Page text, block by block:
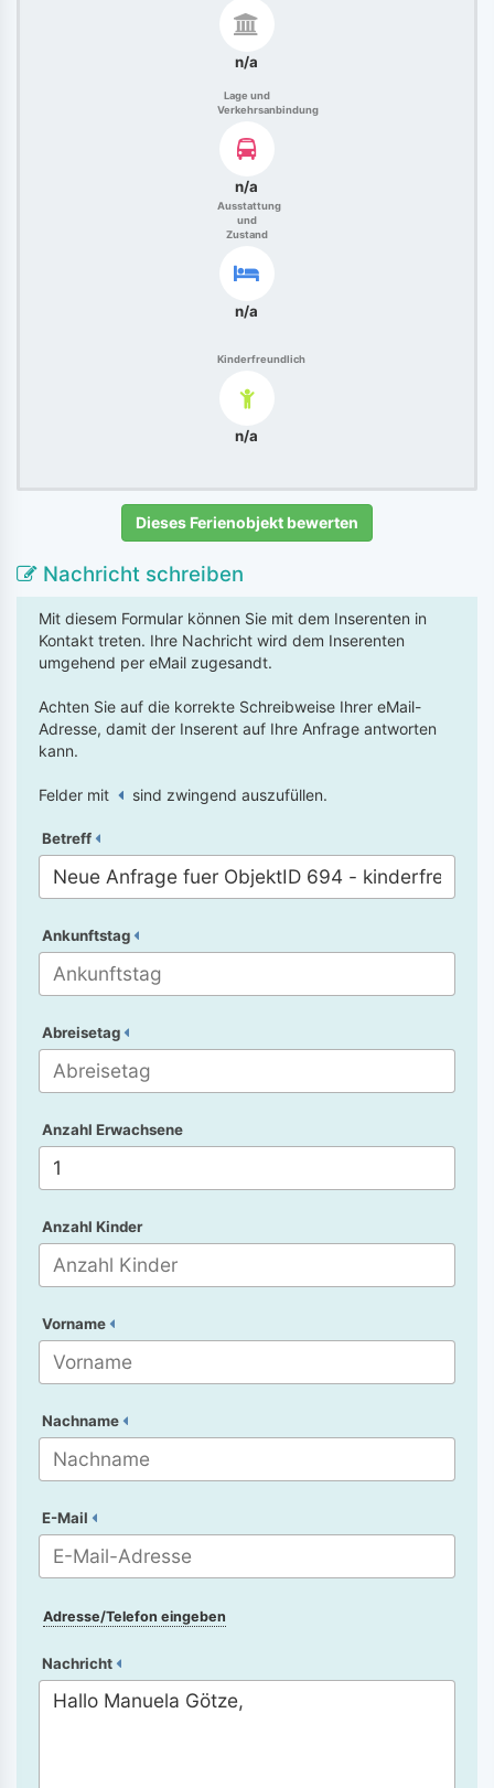
n/a
Lage und
Verkehrsanbindung
n/a
Ausstattung
und
Zustand
n/a
Kinderfreundlich
n/a
Dieses Ferienobjekt bewerten
Nachricht schreiben
Mit diesem Formular können Sie mit dem Inserenten in
Kontakt treten. Ihre Nachricht wird dem Inserenten
umgehend per eMail zugesandt.
Achten Sie auf die korrekte Schreibweise Ihrer eMail-
Adresse, damit der Inserent auf Ihre Anfrage antworten
kann.
Felder mit sind zwingend auszufüllen.
Betreff
Ankunftstag
Abreisetag
Anzahl Erwachsene
Anzahl Kinder
Vorname
Nachname
E-Mail
Adresse/Telefon eingeben
Nachricht